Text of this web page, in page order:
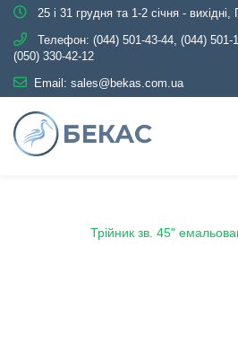
25 і 31 грудня та 1-2 січня -
Телефон: (044) 501-43-44, (044) 501-
(050) 330-42-12
Email: sales@bekas.com.ua
Трійник зв. 45"